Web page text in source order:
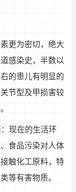
更为密切，绝大
感染史，半数以
的患儿有明显的
节型及甲损害较
现在的生活环
食品污染对人体
触化工原料，特
等有害物质。